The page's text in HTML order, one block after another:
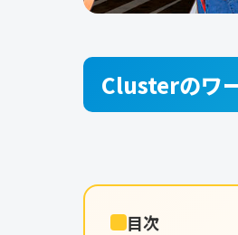
Clusterのワ
目次